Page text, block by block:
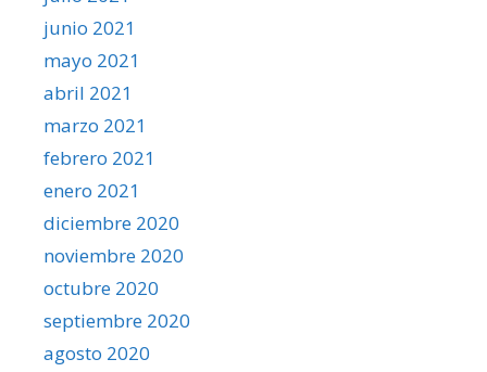
junio 2021
mayo 2021
abril 2021
marzo 2021
febrero 2021
enero 2021
diciembre 2020
noviembre 2020
octubre 2020
septiembre 2020
agosto 2020